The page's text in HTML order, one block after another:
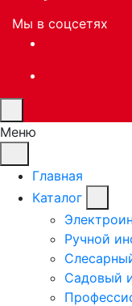
Мы в соцсетях
Меню
Главная
Каталог
Ручной
Садовый